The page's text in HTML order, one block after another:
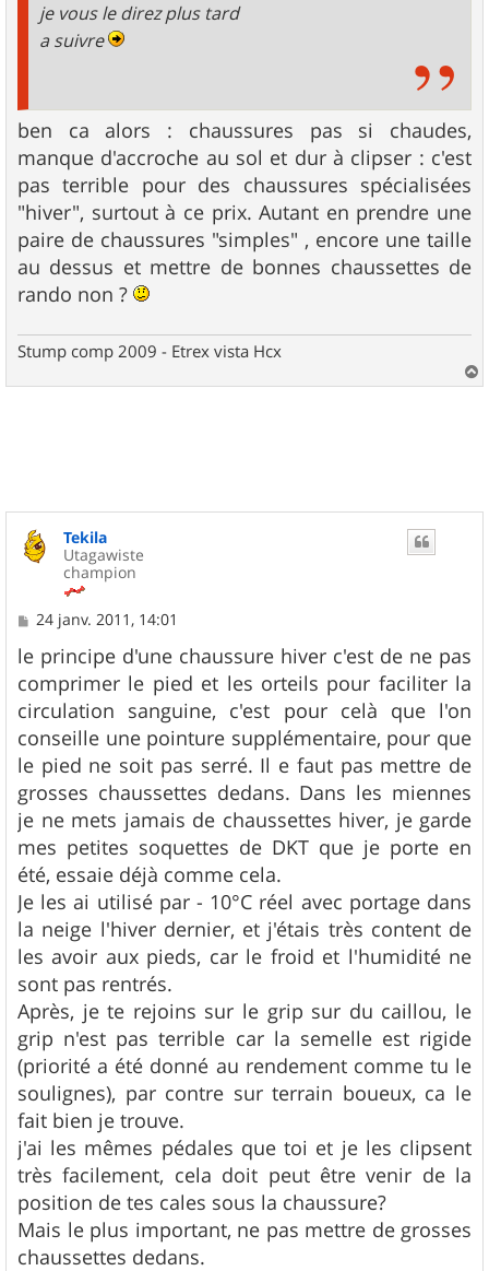
je vous le direz plus tard
a suivre
ben ca alors : chaussures pas si chaudes,
manque d'accroche au sol et dur à clipser : c'est
pas terrible pour des chaussures spécialisées
"hiver", surtout à ce prix. Autant en prendre une
paire de chaussures "simples" , encore une taille
au dessus et mettre de bonnes chaussettes de
rando non ?
Stump comp 2009 - Etrex vista Hcx
a
Tekila
Utagawiste
champion
M
s
s
a
g
e
24 janv. 2011, 14:01
le principe d'une chaussure hiver c'est de ne pas
comprimer le pied et les orteils pour faciliter la
circulation sanguine, c'est pour celà que l'on
conseille une pointure supplémentaire, pour que
le pied ne soit pas serré. Il e faut pas mettre de
grosses chaussettes dedans. Dans les miennes
je ne mets jamais de chaussettes hiver, je garde
mes petites soquettes de DKT que je porte en
été, essaie déjà comme cela.
Je les ai utilisé par - 10°C réel avec portage dans
la neige l'hiver dernier, et j'étais très content de
les avoir aux pieds, car le froid et l'humidité ne
sont pas rentrés.
Après, je te rejoins sur le grip sur du caillou, le
grip n'est pas terrible car la semelle est rigide
(priorité a été donné au rendement comme tu le
soulignes), par contre sur terrain boueux, ca le
fait bien je trouve.
j'ai les mêmes pédales que toi et je les clipsent
très facilement, cela doit peut être venir de la
position de tes cales sous la chaussure?
Mais le plus important, ne pas mettre de grosses
chaussettes dedans.